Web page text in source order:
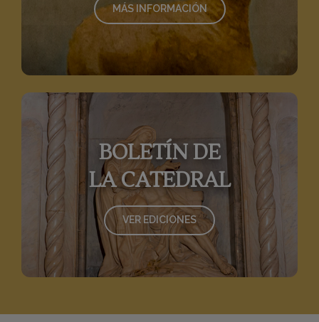
MÁS INFORMACIÓN
BOLETÍN DE
LA CATEDRAL
VER EDICIONES